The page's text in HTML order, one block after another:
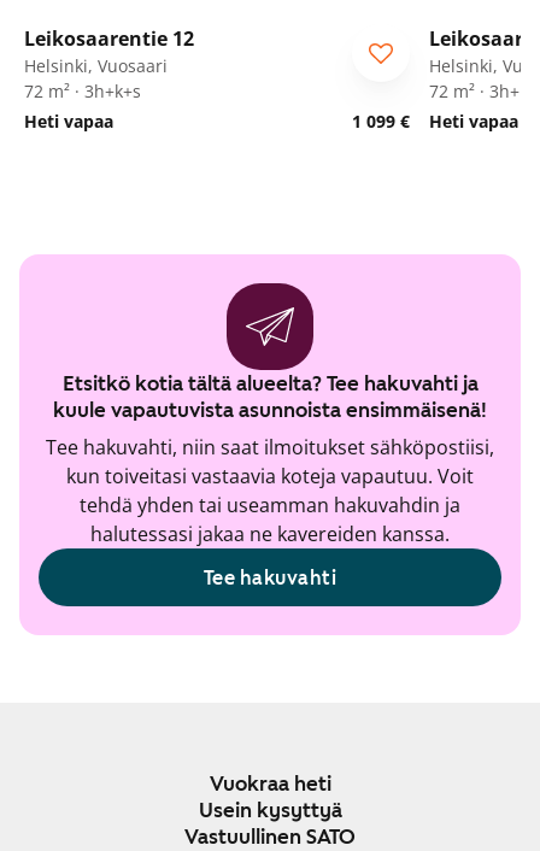
ARA
Leikosaarentie 12
Helsinki, Vuosaari
72 m² · 3h+k+s
Heti vapaa
1 099 €
ARA
Helsinki,
72 m² ·
Heti vapaa
Etsitkö kotia tältä alueelta? Tee hakuvahti ja
kuule vapautuvista asunnoista ensimmäisenä!
Tee hakuvahti, niin saat ilmoitukset sähköpostiisi,
kun toiveitasi vastaavia koteja vapautuu. Voit
tehdä yhden tai useamman hakuvahdin ja
halutessasi jakaa ne kavereiden kanssa.
Tee hakuvahti
Vuokraa heti
Usein kysyttyä
Vastuullinen SATO